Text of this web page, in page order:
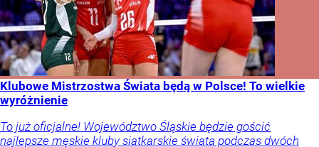
Klubowe Mistrzostwa Świata będą w Polsce! To wielkie
wyróżnienie
To już oficjalne! Województwo Śląskie będzie gościć
najlepsze męskie kluby siatkarskie świata podczas dwóch